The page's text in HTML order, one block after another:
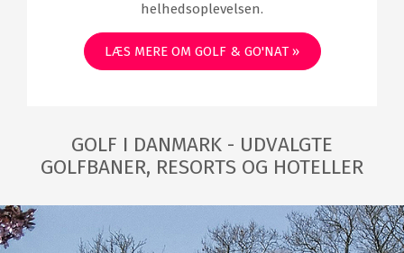
helhedsoplevelsen.
LÆS MERE OM GOLF & GO'NAT »
GOLF I DANMARK - UDVALGTE
GOLFBANER, RESORTS OG HOTELLER